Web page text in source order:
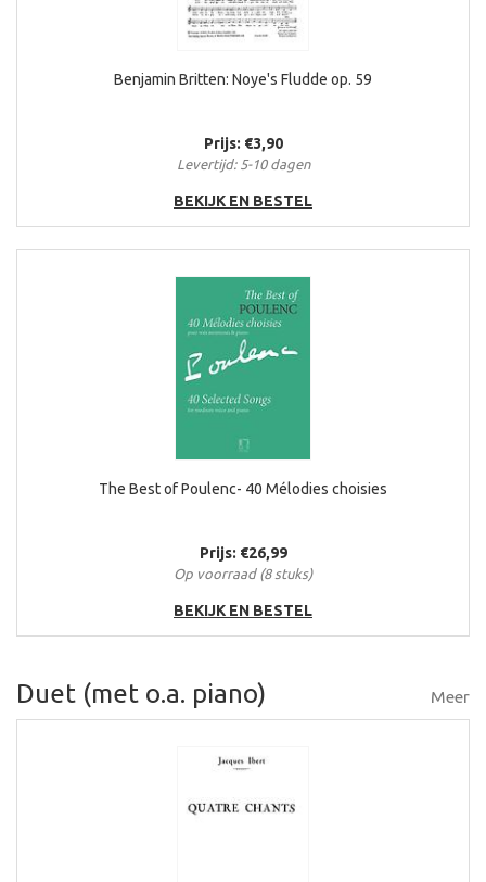
Benjamin Britten: Noye's Fludde op. 59
Prijs: €3,90
Levertijd: 5-10 dagen
BEKIJK EN BESTEL
The Best of Poulenc- 40 Mélodies choisies
Prijs: €26,99
Op voorraad (8 stuks)
BEKIJK EN BESTEL
Meer
Duet (met o.a. piano)